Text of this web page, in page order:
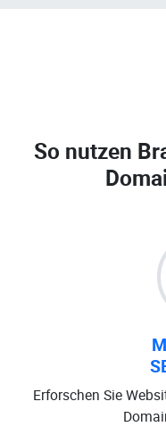
So nutzen
Erforschen Sie